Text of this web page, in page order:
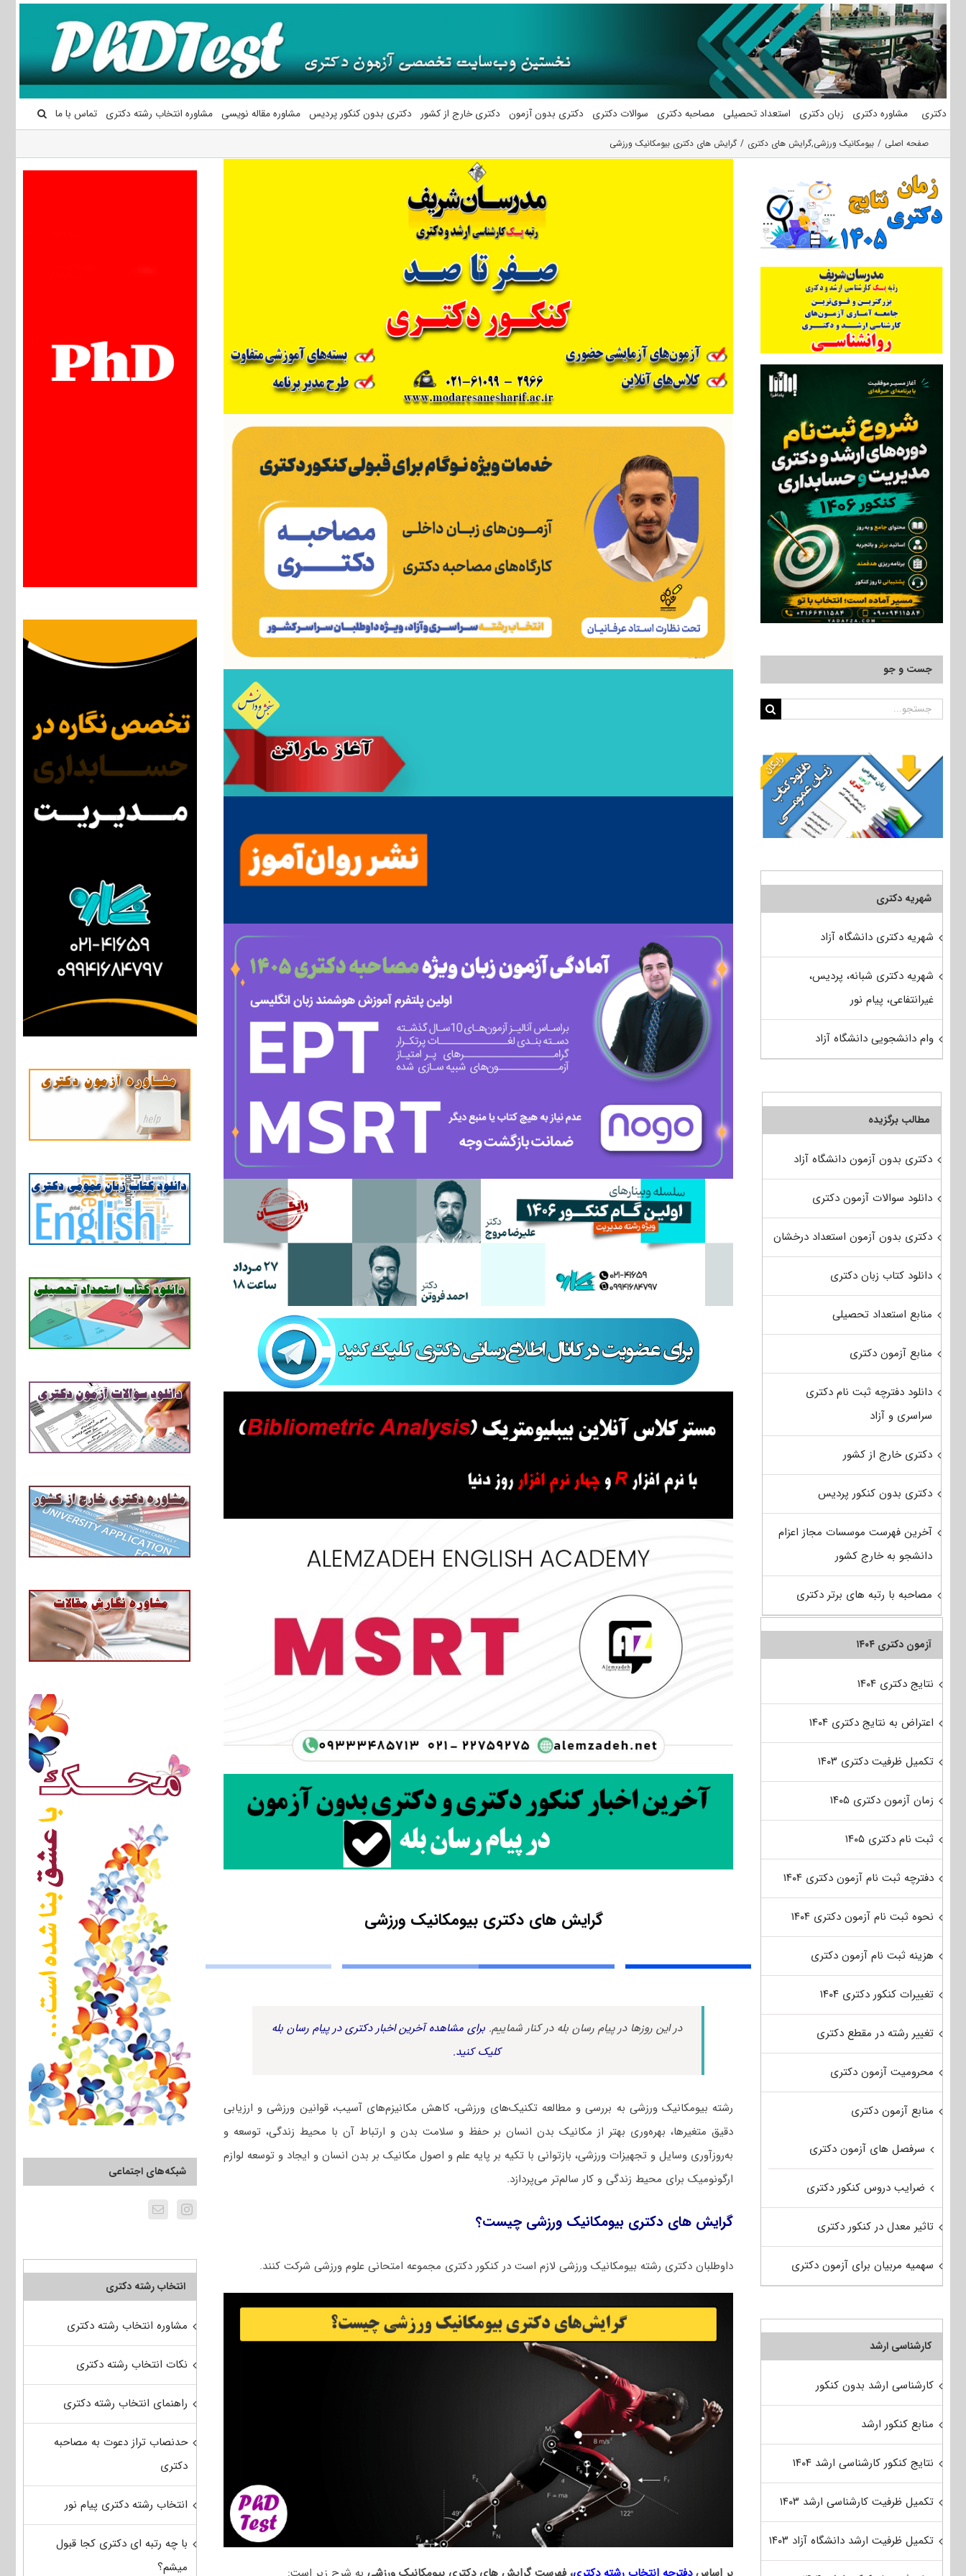
محتوا
دکتری مشاوره دکتری زبان دکتری استعداد تحصیلی مصاحبه دکتری سوالات دکتری دکتری بدون آزمون دکتری خارج از کشور دکتری بدون کنکور پردیس مشاوره مقاله نویسی مشاوره انتخاب رشته دکتری تماس با ما
صفحه اصلی بیومکانیک ورزشی,گرایش های دکتری گرایش های دکتری بیومکانیک ورزشی
گرایش های دکتری بیومکانیک ورزشی
در این روزها در پیام رسان بله در کنار شماییم. برای مشاهده آخرین اخبار دکتری در پیام رسان بله
کلیک کنید.
رشته بیومکانیک ورزشی به بررسی و مطالعه تکنیک‌های ورزشی، کاهش مکانیزم‌های آسیب، قوانین ورزشی و ارزیابی
دقیق متغیرها، بهره­‌وری بهتر از مکانیک بدن انسان بر حفظ و سلامت بدن و ارتباط آن با محیط زندگی، توسعه و
به‌روزآوری وسایل و تجهیزات ورزشی، بازتوانی با تکیه بر پایه علم و اصول مکانیک بر بدن انسان و ایجاد و توسعه لوازم
ارگونومیک برای محیط زندگی و کار سالم­‌تر می‌پردازد.
گرایش های دکتری بیومکانیک ورزشی چیست؟
داوطلبان دکتری رشته بیومکانیک ورزشی لازم است در کنکور دکتری مجموعه امتحانی علوم ورزشی شرکت کنند.
شبکه‌های اجتماعی
انتخاب رشته دکتری
مشاوره انتخاب رشته دکتری
نکات انتخاب رشته دکتری
راهنمای انتخاب رشته دکتری
حدنصاب تراز دعوت به مصاحبه
دکتری
انتخاب رشته دکتری پیام نور
با چه رتبه ای دکتری کجا قبول
میشم؟
جست و جو
جستجو
شهریه دکتری
شهریه دکتری دانشگاه آزاد
شهریه دکتری شبانه، پردیس،
غیرانتفاعی، پیام نور
وام دانشجویی دانشگاه آزاد
مطالب برگزیده
دکتری بدون آزمون دانشگاه آزاد
دانلود سوالات آزمون دکتری
دکتری بدون آزمون استعداد درخشان
دانلود کتاب زبان دکتری
منابع استعداد تحصیلی
منابع آزمون دکتری
دانلود دفترچه ثبت نام دکتری
سراسری و آزاد
دکتری خارج از کشور
دکتری بدون کنکور پردیس
آخرین فهرست موسسات مجاز اعزام
دانشجو به خارج کشور
مصاحبه با رتبه های برتر دکتری
آزمون دکتری ۱۴۰۴
نتایج دکتری ۱۴۰۴
اعتراض به نتایج دکتری ۱۴۰۴
تکمیل ظرفیت دکتری ۱۴۰۳
زمان آزمون دکتری ۱۴۰۵
ثبت نام دکتری ۱۴۰۵
دفترچه ثبت نام آزمون دکتری ۱۴۰۴
نحوه ثبت نام آزمون دکتری ۱۴۰۴
هزینه ثبت نام آزمون دکتری
تغییرات کنکور دکتری ۱۴۰۴
تغییر رشته در مقطع دکتری
محرومیت آزمون دکتری
منابع آزمون دکتری
سرفصل های آزمون دکتری
ضرایب دروس کنکور دکتری
تاثیر معدل در کنکور دکتری
سهمیه مربیان برای آزمون دکتری
کارشناسی ارشد
کارشناسی ارشد بدون کنکور
منابع کنکور ارشد
نتایج کنکور کارشناسی ارشد ۱۴۰۴
تکمیل ظرفیت کارشناسی ارشد ۱۴۰۳
تکمیل ظرفیت ارشد دانشگاه آزاد ۱۴۰۳